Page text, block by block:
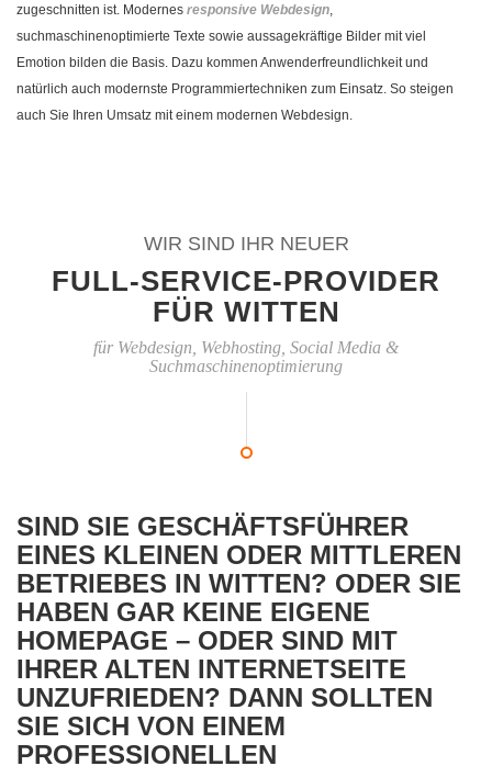
zugeschnitten ist. Modernes responsive Webdesign,
suchmaschinenoptimierte Texte sowie aussagekräftige Bilder mit viel
Emotion bilden die Basis. Dazu kommen Anwenderfreundlichkeit und
natürlich auch modernste Programmiertechniken zum Einsatz. So steigen
auch Sie Ihren Umsatz mit einem modernen Webdesign.
WIR SIND IHR NEUER
FULL-SERVICE-PROVIDER
FÜR WITTEN
für Webdesign, Webhosting, Social Media &
Suchmaschinenoptimierung
SIND SIE GESCHÄFTSFÜHRER
EINES KLEINEN ODER MITTLEREN
BETRIEBES IN WITTEN? ODER SIE
HABEN GAR KEINE EIGENE
HOMEPAGE – ODER SIND MIT
IHRER ALTEN INTERNETSEITE
UNZUFRIEDEN? DANN SOLLTEN
SIE SICH VON EINEM
PROFESSIONELLEN